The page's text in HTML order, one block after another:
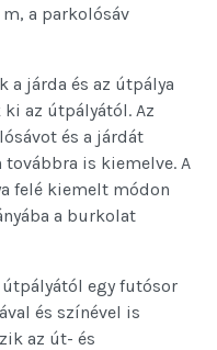
a parkolósáv
a járda és az útpálya
az útpályától. Az
és a járdát
is kiemelve. A
felé kiemelt módon
a burkolat
egy futósor
és színével is
az út- és